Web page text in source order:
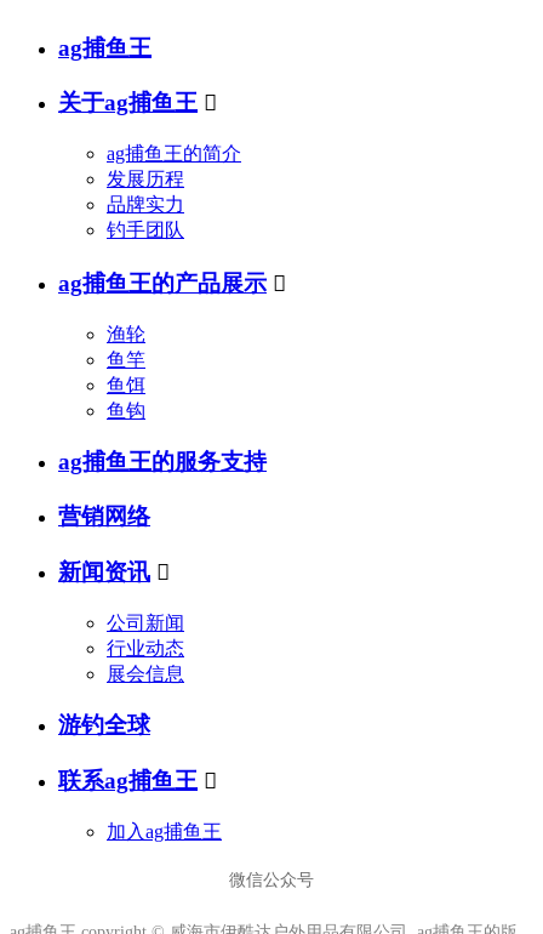
ag捕鱼王
关于ag捕鱼王 
ag捕鱼王的简介
发展历程
品牌实力
钓手团队
ag捕鱼王的产品展示 
渔轮
鱼竿
鱼饵
鱼钩
ag捕鱼王的服务支持
营销网络
新闻资讯 
公司新闻
行业动态
展会信息
游钓全球
联系ag捕鱼王 
加入ag捕鱼王
微信公众号